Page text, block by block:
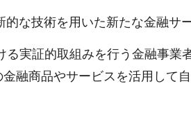
な技術を用いた新たな金融サ
実証的取組みを行う金融事
融商品やサービスを活用して